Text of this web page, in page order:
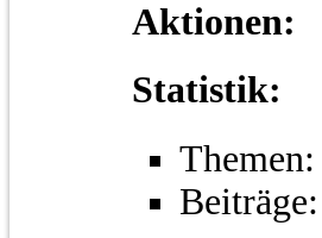
Aktionen:
Statistik:
Themen: